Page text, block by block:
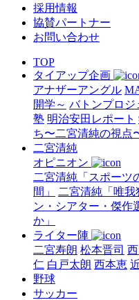
採用情報
協賛パートナー
お問い合わせ
TOP
タイアップ企画
アナザーアングル
開学～ バトンプロジ
塾 明治安田レポート
ち〜二宮清純の視点
二宮清純
オピニオン
二宮清純「スポーツ
間」
二宮清純「唯我
ン・シアター・傑作
か」
ライター陣
二宮寿朗 松本晋司
仁 白戸太朗 西本恵
野球
サッカー